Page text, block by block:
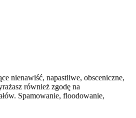
nienawiść, napastliwe, obsceniczne,
również zgodę na
Spamowanie, floodowanie,